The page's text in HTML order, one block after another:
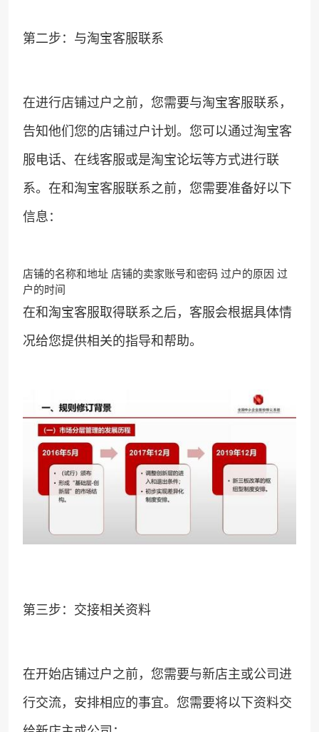
第二步：与淘宝客服联系
在进行店铺过户之前，您需要与淘宝客服联系，
告知他们您的店铺过户计划。您可以通过淘宝客
服电话、在线客服或是淘宝论坛等方式进行联
系。在和淘宝客服联系之前，您需要准备好以下
信息：
店铺的名称和地址 店铺的卖家账号和密码 过户的原因 过
户的时间
在和淘宝客服取得联系之后，客服会根据具体情
况给您提供相关的指导和帮助。
第三步：交接相关资料
在开始店铺过户之前，您需要与新店主或公司进
行交流，安排相应的事宜。您需要将以下资料交